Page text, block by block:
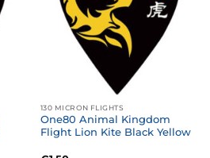
130 MICRON FLIGHTS
One80 Animal Kingdom
Flight Lion Kite Black Yellow